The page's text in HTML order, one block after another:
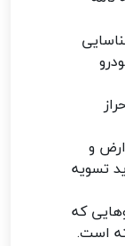
و
تسویه
که